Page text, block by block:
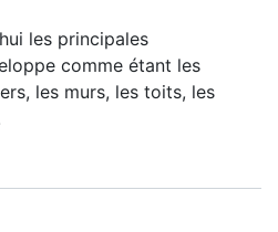
les principales
comme étant les
les murs, les toits, les